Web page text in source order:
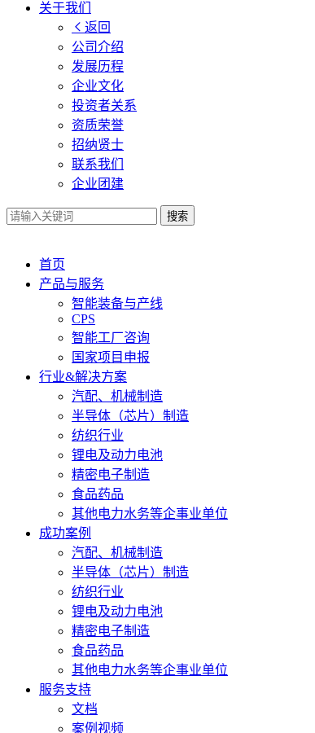
关于我们
返回
公司介绍
发展历程
企业文化
投资者关系
资质荣誉
招纳贤士
联系我们
企业团建
搜索
首页
产品与服务
智能装备与产线
CPS
智能工厂咨询
国家项目申报
行业&解决方案
汽配、机械制造
半导体（芯片）制造
纺织行业
锂电及动力电池
精密电子制造
食品药品
其他电力水务等企事业单位
成功案例
汽配、机械制造
半导体（芯片）制造
纺织行业
锂电及动力电池
精密电子制造
食品药品
其他电力水务等企事业单位
服务支持
文档
案例视频